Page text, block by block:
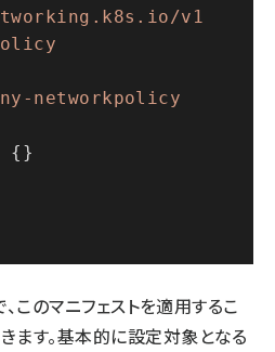
v1
networkpolicy
{}
このマニフェストを適用するこ
ます。基本的に設定対象となる